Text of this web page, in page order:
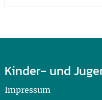
Kinder- und
Impressum